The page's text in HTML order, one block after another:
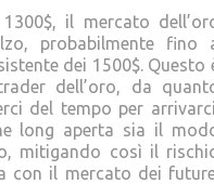
il mercato
probabilmente fino
dei 1500$. Questo
dell’oro, da
del tempo per
long aperta sia il
mitigando così il
con il mercato dei